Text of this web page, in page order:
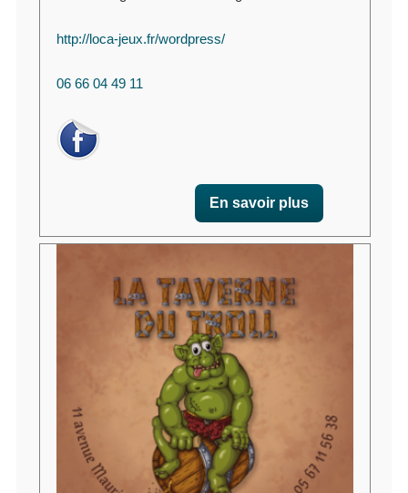
http://loca-jeux.fr/wordpress/
06 66 04 49 11
En savoir plus